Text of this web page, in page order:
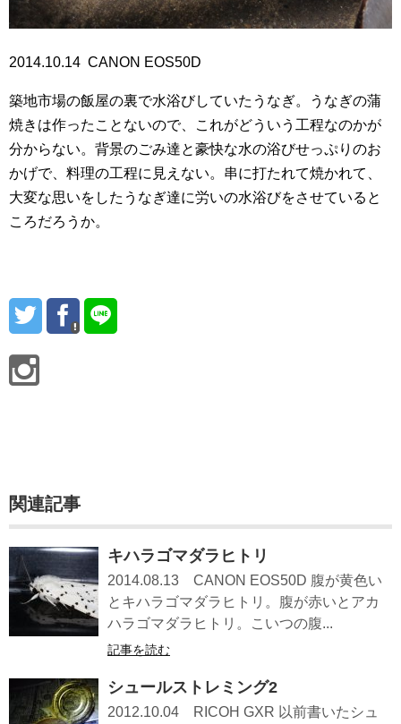
2014.10.14 CANON EOS50D
築地市場の飯屋の裏で水浴びしていたうなぎ。うなぎの蒲
焼きは作ったことないので、これがどういう工程なのかが
分からない。背景のごみ達と豪快な水の浴びせっぷりのお
かげで、料理の工程に見えない。串に打たれて焼かれて、
大変な思いをしたうなぎ達に労いの水浴びをさせていると
ころだろうか。
関連記事
キハラゴマダラヒトリ
2014.08.13 CANON EOS50D 腹が黄色い
とキハラゴマダラヒトリ。腹が赤いとアカ
ハラゴマダラヒトリ。こいつの腹...
記事を読む
シュールストレミング2
2012.10.04 RICOH GXR 以前書いたシュ